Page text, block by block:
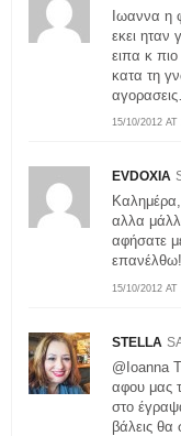
15/10/2012 AT
Ιωαννα η
εκει ηταν
ειπα κ
κατα τη
EVDOXIA
15/10/2012 AT
αλλα
αφήσατε
STELLA
@Ioanna
αφου μας
στο
βάλεις θα